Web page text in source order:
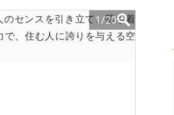
1/20